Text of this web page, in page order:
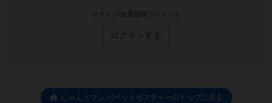
ログイン/会員登録でコメント
ログインする
にゃんとマン パペットゼスチャーのトップに戻る